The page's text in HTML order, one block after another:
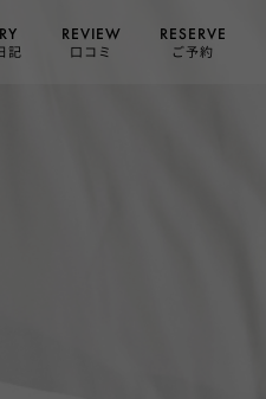
記
REVIEW
口コミ
RESERVE
ご予約